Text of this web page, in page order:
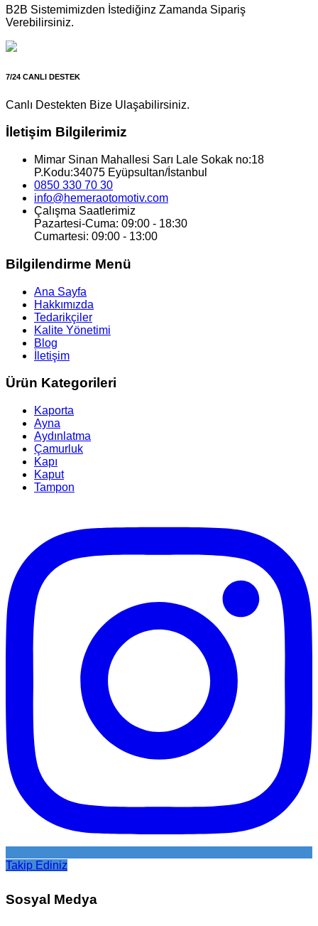
B2B Sistemimizden İstediğinz Zamanda Sipariş
Verebilirsiniz.
7/24 CANLI DESTEK
Canlı Destekten Bize Ulaşabilirsiniz.
İletişim Bilgilerimiz
Mimar Sinan Mahallesi Sarı Lale Sokak no:18
P.Kodu:34075 Eyüpsultan/İstanbul
0850 330 70 30
info@hemeraotomotiv.com
Çalışma Saatlerimiz
Pazartesi-Cuma: 09:00 - 18:30
Cumartesi: 09:00 - 13:00
Bilgilendirme Menü
Ana Sayfa
Hakkımızda
Tedarikçiler
Kalite Yönetimi
Blog
İletişim
Ürün Kategorileri
Kaporta
Ayna
Aydınlatma
Çamurluk
Kapı
Kaput
Tampon
Takip Ediniz
Sosyal Medya